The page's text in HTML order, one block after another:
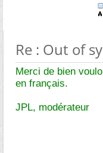
Re : Out of
Merci de bien
en français.
JPL, modérateur